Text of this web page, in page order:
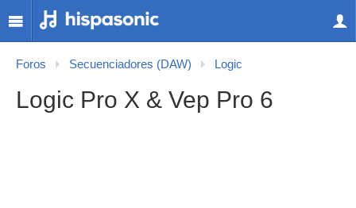
Foros Secuenciadores (DAW) Logic
Logic Pro X & Vep Pro 6